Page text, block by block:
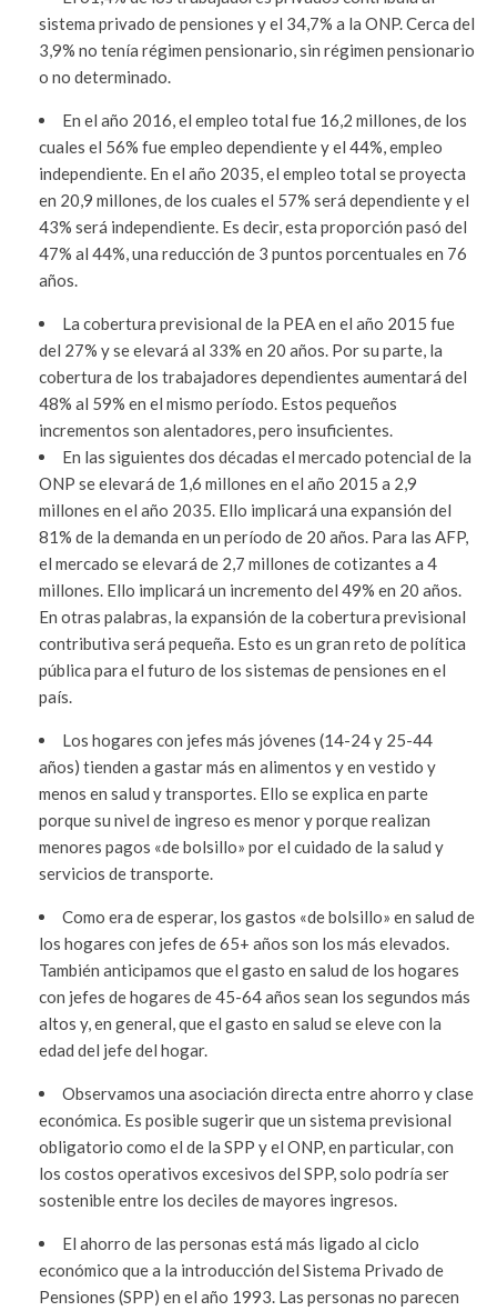
sistema privado de pensiones y el 34,7% a la ONP. Cerca del
3,9% no tenía régimen pensionario, sin régimen pensionario
o no determinado.
En el año 2016, el empleo total fue 16,2 millones, de los
cuales el 56% fue empleo dependiente y el 44%, empleo
independiente. En el año 2035, el empleo total se proyecta
en 20,9 millones, de los cuales el 57% será dependiente y el
43% será independiente. Es decir, esta proporción pasó del
47% al 44%, una reducción de 3 puntos porcentuales en 76
años.
La cobertura previsional de la PEA en el año 2015 fue
del 27% y se elevará al 33% en 20 años. Por su parte, la
cobertura de los trabajadores dependientes aumentará del
48% al 59% en el mismo período. Estos pequeños
incrementos son alentadores, pero insuficientes.
En las siguientes dos décadas el mercado potencial de la
ONP se elevará de 1,6 millones en el año 2015 a 2,9
millones en el año 2035. Ello implicará una expansión del
81% de la demanda en un período de 20 años. Para las AFP,
el mercado se elevará de 2,7 millones de cotizantes a 4
millones. Ello implicará un incremento del 49% en 20 años.
En otras palabras, la expansión de la cobertura previsional
contributiva será pequeña. Esto es un gran reto de política
pública para el futuro de los sistemas de pensiones en el
país.
Los hogares con jefes más jóvenes (14-24 y 25-44
años) tienden a gastar más en alimentos y en vestido y
menos en salud y transportes. Ello se explica en parte
porque su nivel de ingreso es menor y porque realizan
menores pagos «de bolsillo» por el cuidado de la salud y
servicios de transporte.
Como era de esperar, los gastos «de bolsillo» en salud de
los hogares con jefes de 65+ años son los más elevados.
También anticipamos que el gasto en salud de los hogares
con jefes de hogares de 45-64 años sean los segundos más
altos y, en general, que el gasto en salud se eleve con la
edad del jefe del hogar.
Observamos una asociación directa entre ahorro y clase
económica. Es posible sugerir que un sistema previsional
obligatorio como el de la SPP y el ONP, en particular, con
los costos operativos excesivos del SPP, solo podría ser
sostenible entre los deciles de mayores ingresos.
El ahorro de las personas está más ligado al ciclo
económico que a la introducción del Sistema Privado de
Pensiones (SPP) en el año 1993. Las personas no parecen